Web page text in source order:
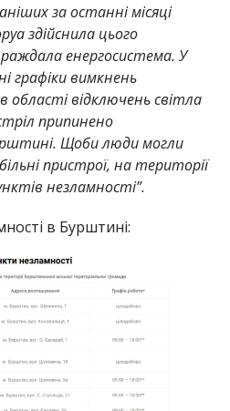
за останні місяці
здійснила цього
енергосистема. У
графіки вимкнень
області відключень світла
припинено
Щоби люди могли
пристрої, на території
незламності”.
в Бурштині: